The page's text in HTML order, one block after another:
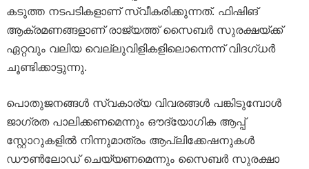
കടുത്ത നടപടികളാണ് സ്വീകരിക്കുന്നത്. ഫിഷിങ്
ആക്രമണങ്ങളാണ് രാജ്യത്ത് സൈബർ സുരക്ഷയ്ക്ക്
ഏറ്റവും വലിയ വെല്ലുവിളികളിലൊന്നെന്ന് വിദഗ്ധർ
ചൂണ്ടിക്കാട്ടുന്നു.
പൊതുജനങ്ങൾ സ്വകാര്യ വിവരങ്ങൾ പങ്കിടുമ്പോൾ
ജാഗ്രത പാലിക്കണമെന്നും ഔദ്യോഗിക ആപ്പ്
സ്റ്റോറുകളിൽ നിന്നുമാത്രം ആപ്ലിക്കേഷനുകൾ
ഡൗൺലോഡ് ചെയ്യണമെന്നും സൈബർ സുരക്ഷാ